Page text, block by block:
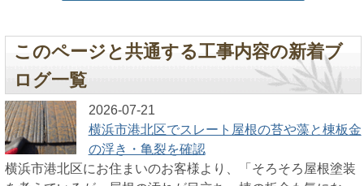
このページと共通する工事内容の新着ブ
ログ一覧
2026-07-21
横浜市港北区でスレート屋根の苔や藻と棟板金
の浮き・亀裂を確認
横浜市港北区にお住まいのお客様より、「そろそろ屋根塗装